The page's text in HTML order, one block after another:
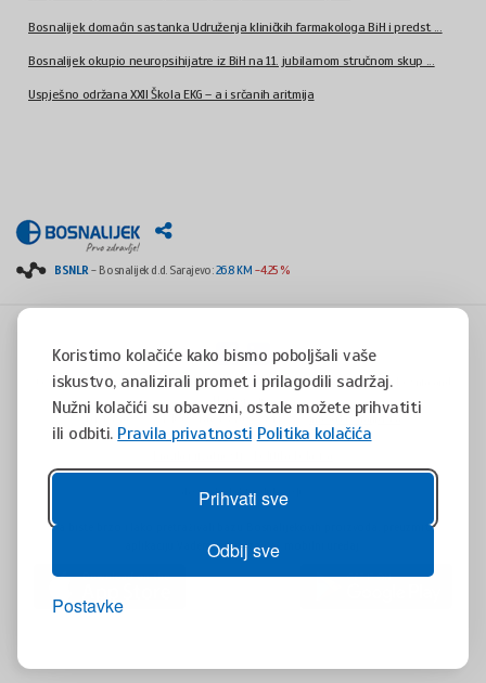
Koristimo kolačiće kako bismo poboljšali vaše
iskustvo, analizirali promet i prilagodili sadržaj.
Nužni kolačići su obavezni, ostale možete prihvatiti
ili odbiti. Pravila privatnosti Politika kolačića
Prihvati sve
Odbij sve
Postavke
Bosnalijek domaćin sastanka Udruženja kliničkih farmakologa BiH i predst ...
Bosnalijek okupio neuropsihijatre iz BiH na 11. jubilarnom stručnom skup ...
Uspješno održana XXII Škola EKG – a i srčanih aritmija
BSNLR - Bosnalijek d.d. Sarajevo:26.8 KM -4.25 %
Copyright © 2008 - 2017 - All rights reserved - Jukićeva 53, 71000 Sarajevo, Bosnia and
Herzegovina
tel. +387(0)33 254 400 - fax. +387(0)33 814 253 -info@bosnalijek.ba
design by DWS- July 2016
Da biste brzo i lako pretraživali bazu Bosnalijekovih proizvoda, preuzmite
aplikaciju Vademaecum za Vaš mobilni uređaj.